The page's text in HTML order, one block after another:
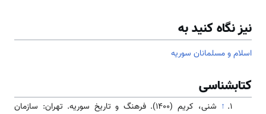
نیز نگاه کنید به
اسلام و مسلمانان سوریه
کتابشناسی
↑
شنی، کریم (۱۴۰۰). فرهنگ و تاریخ سوریه. تهران: سازمان